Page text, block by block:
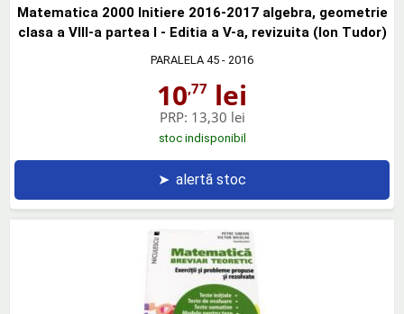
Matematica 2000 Initiere 2016-2017 algebra, geometrie
clasa a VIII-a partea I - Editia a V-a, revizuita (Ion Tudor)
PARALELA 45 - 2016
10,77 lei
PRP: 13,30 lei
stoc indisponibil
➤ alertă stoc